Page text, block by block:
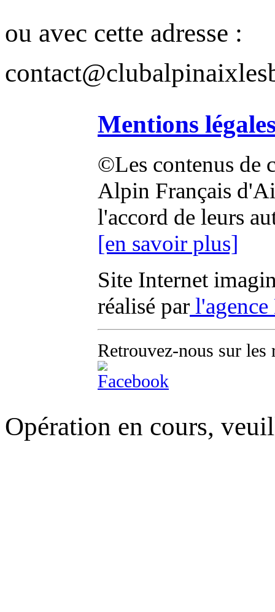
ou avec cette adresse :
Mentions
©Les contenus de
Alpin Français
l'accord de leurs
[en savoir plus]
Site Internet
réalisé par
Retrouvez-nous sur les
Opération en cours,